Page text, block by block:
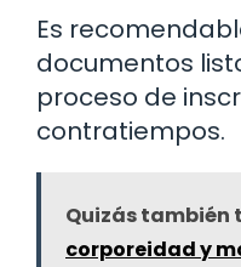
Es
documentos
proceso de
contratiempos.
Quizás también
corporeidad y